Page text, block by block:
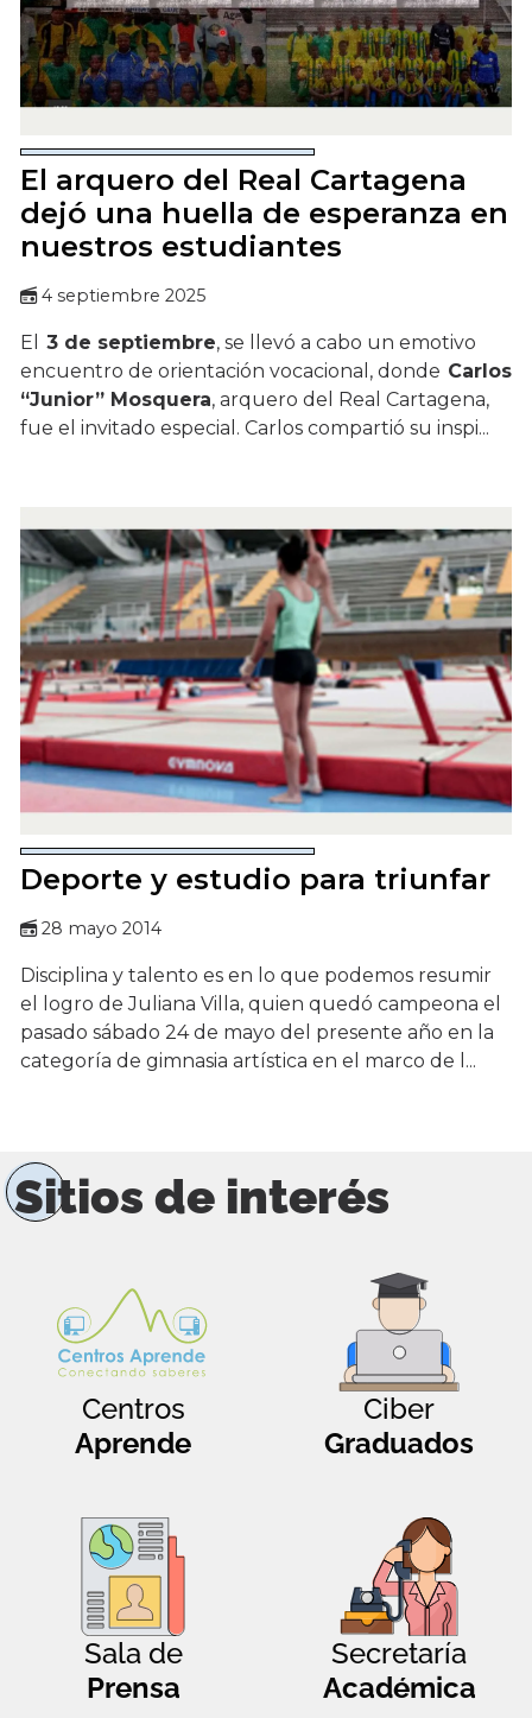
El arquero del Real Cartagena
dejó una huella de esperanza en
nuestros estudiantes
4 septiembre 2025
El 3 de septiembre, se llevó a cabo un emotivo
encuentro de orientación vocacional, donde Carlos
“Junior” Mosquera, arquero del Real Cartagena,
fue el invitado especial. Carlos compartió su inspi...
Deporte y estudio para triunfar
28 mayo 2014
Disciplina y talento es en lo que podemos resumir
el logro de Juliana Villa, quien quedó campeona el
pasado sábado 24 de mayo del presente año en la
categoría de gimnasia artística en el marco de l...
Sitios de interés
Centros
Aprende
Ciber
Graduados
Sala de
Prensa
Secretaría
Académica